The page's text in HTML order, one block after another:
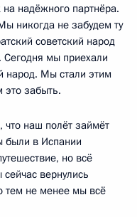
надёжного партнёра.
никогда не забудем ту
советский народ
Сегодня мы приехали
народ. Мы стали этим
забыть.
наш полёт займёт
были в Испании
но всё
вернулись
тем не менее мы всё